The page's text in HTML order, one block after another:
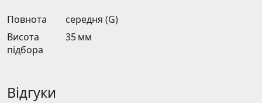
Повнота
середня (G)
Висота
підбора
35 мм
Відгуки